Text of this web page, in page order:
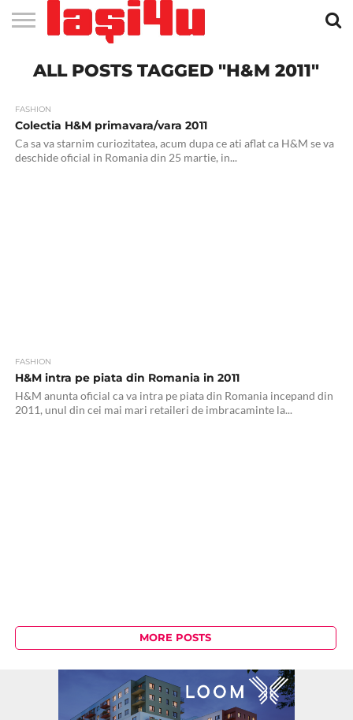
STIRI
APARTAMENTE
NOI IASI
STIRI
IASI
JOBS
IN
FILME
LA
CLUBURI /
DISCOTECI
BARURI /
CAFENELE
SALI DE
FORTA
SALOANE DE
INFRUMUSETARE
AGENTII
DE
RESTAURANTE
IN IASI
PIZZA
IN
PISCINA
IN IASI
FLORARII
RADIO
LIVE
SPALATORII
AUTO
TRACTARI
AUTO
TAXI
IN
CINEMA
TEATRU
HOTELURI
/
TEREN
SPORTIV
TEREN
TENIS
FARMACII
NON
COFFEE-
TO-GO
FIRME DE
PUBLICITATE
RENT
A
ALL POSTS TAGGED "H&M 2011"
FASHION
Colectia H&M primavara/vara 2011
Ca sa va starnim curiozitatea, acum dupa ce ati aflat ca H&M se va
deschide oficial in Romania din 25 martie, in...
FASHION
H&M intra pe piata din Romania in 2011
H&M anunta oficial ca va intra pe piata din Romania incepand din
2011, unul din cei mai mari retaileri de imbracaminte la...
MORE POSTS